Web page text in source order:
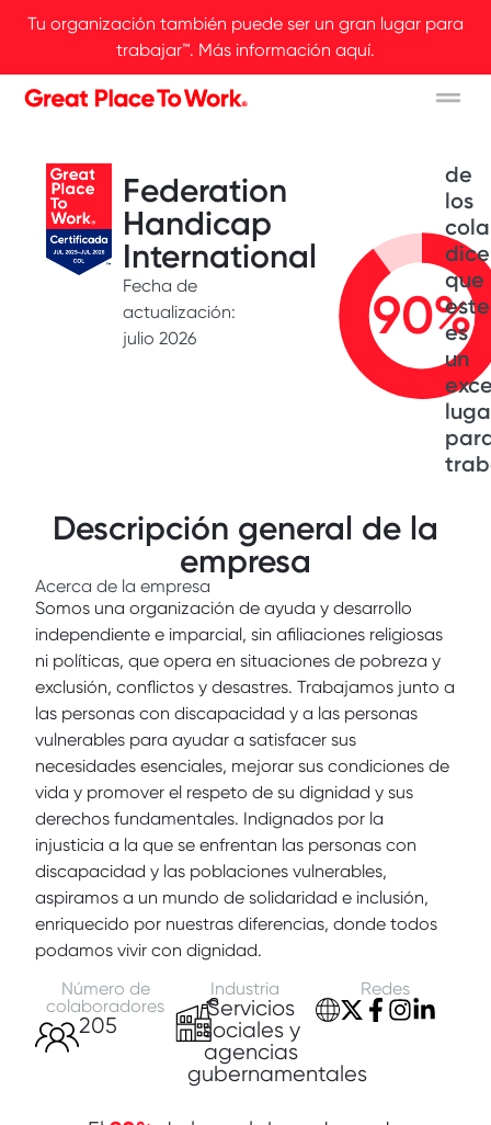
Tu organización también puede ser un gran lugar para
trabajar™. Más información aquí.
Federation
Handicap
International
Fecha de
actualización:
julio 2026
90%
de
los
dice
que
este
es
un
Descripción general de la
empresa
Acerca de la empresa
Somos una organización de ayuda y desarrollo
independiente e imparcial, sin afiliaciones religiosas
ni políticas, que opera en situaciones de pobreza y
exclusión, conflictos y desastres. Trabajamos junto a
las personas con discapacidad y a las personas
vulnerables para ayudar a satisfacer sus
necesidades esenciales, mejorar sus condiciones de
vida y promover el respeto de su dignidad y sus
derechos fundamentales. Indignados por la
injusticia a la que se enfrentan las personas con
discapacidad y las poblaciones vulnerables,
aspiramos a un mundo de solidaridad e inclusión,
enriquecido por nuestras diferencias, donde todos
podamos vivir con dignidad.
Número de
colaboradores
205
Industria
Servicios
sociales y
agencias
gubernamentales
Redes